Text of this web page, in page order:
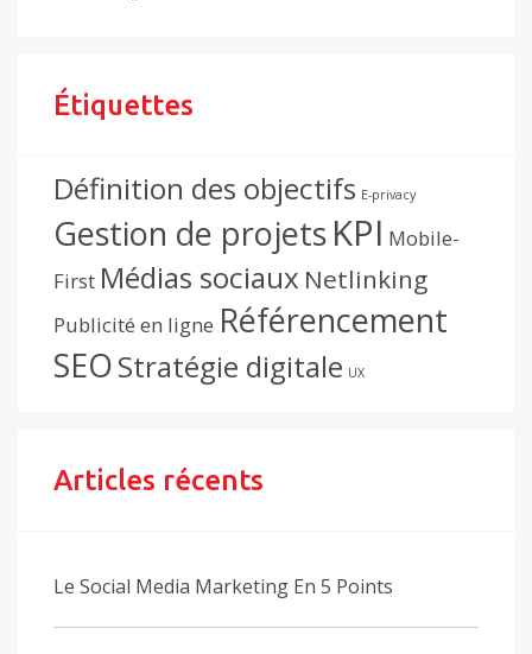
Étiquettes
Définition des objectifs E-privacy
Gestion de projetsKPI Mobile-
First Médias sociaux Netlinking
Publicité en ligne Référencement
SEOStratégie digitale UX
Articles récents
Le Social Media Marketing En 5 Points